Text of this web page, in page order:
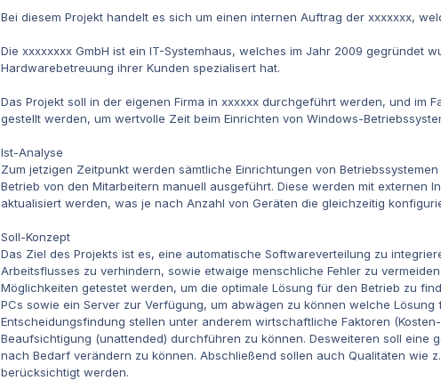
Bei diesem Projekt handelt es sich um einen internen Auftrag der xxxxxxx,
Die xxxxxxxx GmbH ist ein IT-Systemhaus, welches im Jahr 2009 gegründet
Hardwarebetreuung ihrer Kunden spezialisert hat.
Das Projekt soll in der eigenen Firma in xxxxxx durchgeführt werden, und im
gestellt werden, um wertvolle Zeit beim Einrichten von Windows-
Ist-Analyse
Zum jetzigen Zeitpunkt werden sämtliche Einrichtungen von
Betrieb von den Mitarbeitern manuell ausgeführt. Diese werden mit externen
aktualisiert werden, was je nach Anzahl von Geräten die gleichzeitig
Soll-Konzept
Das Ziel des Projekts ist es, eine automatische Softwareverteilung zu
Arbeitsflusses zu verhindern, sowie etwaige menschliche Fehler zu
Möglichkeiten getestet werden, um die optimale Lösung für den Betrieb zu
PCs sowie ein Server zur Verfügung, um abwägen zu können welche
Entscheidungsfindung stellen unter anderem wirtschaftliche Faktoren
Beaufsichtigung (unattended) durchführen zu können. Desweiteren soll eine
nach Bedarf verändern zu können. Abschließend sollen auch Qualitäten wie
berücksichtigt werden.